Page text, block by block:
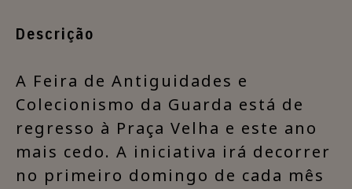
Descrição
A Feira de Antiguidades e
Colecionismo da Guarda está de
regresso à Praça Velha e este ano
mais cedo. A iniciativa irá decorrer
no primeiro domingo de cada mês